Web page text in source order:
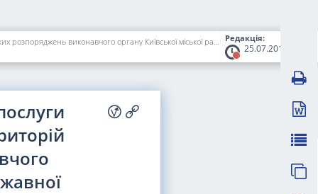
Редакція:
25.07.2019
Про встановлення тарифів та структури тарифів на послуги з утримання будинків і споруд та прибудинкових територій та внесення змін до деяких розпоряджень виконавчого органу Київської міської ради (Київської міської державної адміністрації) [ЗМІСТ]